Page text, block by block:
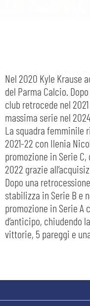
Nel 2020 Kyle Krause
del Parma Calcio.
club retrocede nel
massima serie nel
La squadra femminile
2021-22 con Ilenia
promozione in Serie
2022 grazie
Dopo una
stabilizza in Serie B e
promozione in Serie A
d’anticipo, chiudendo
vittorie, 5 pareggi e